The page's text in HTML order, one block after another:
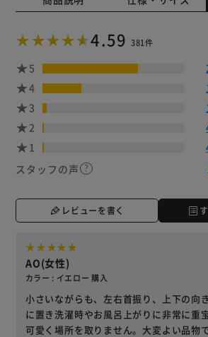
4.59 381件
5
4
3
2
1
スタッフの声
レビューを書く
AO(女性)
カラー : イエロー 購入
小さいながらも、左右首振り、上下の向
に置き洗濯時やお風呂上がりに非常に重
可愛く場所を取りません。大変よい品物で